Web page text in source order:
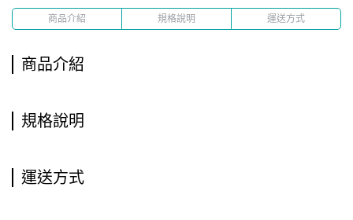
商品介紹 規格說明 運送方式
商品介紹
規格說明
運送方式